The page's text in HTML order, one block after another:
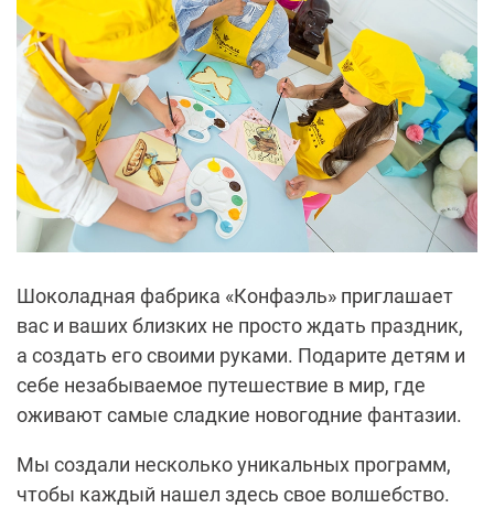
Шоколадная фабрика «Конфаэль» приглашает
вас и ваших близких не просто ждать праздник,
а создать его своими руками. Подарите детям и
себе незабываемое путешествие в мир, где
оживают самые сладкие новогодние фантазии.
Мы создали несколько уникальных программ,
чтобы каждый нашел здесь свое волшебство.